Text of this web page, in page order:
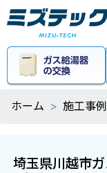
ホーム 施工事例
埼玉県川越市